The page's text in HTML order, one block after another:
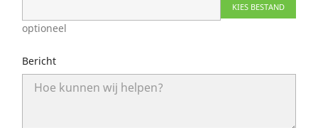
KIES BESTAND
optioneel
Bericht